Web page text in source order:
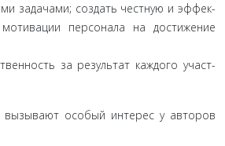
задачами; создать честную и эффек­
персонала на достижение
за результат каждого участ­
особый интерес у авто­ров